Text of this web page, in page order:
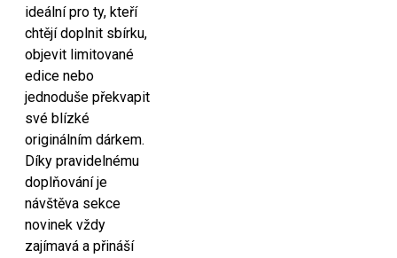
ideální pro ty, kteří
chtějí doplnit sbírku,
objevit limitované
edice nebo
jednoduše překvapit
své blízké
originálním dárkem.
Díky pravidelnému
doplňování je
návštěva sekce
novinek vždy
zajímavá a přináší